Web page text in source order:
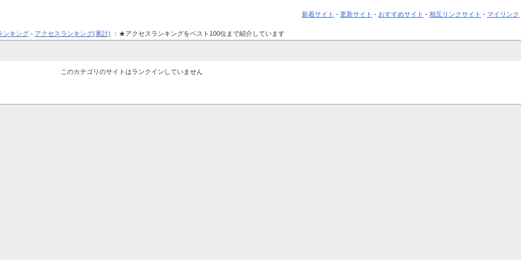
新着サイト - 更新サイト - おすすめサイト - 相互リンクサイト - マイリンク
ンキング - アクセスランキング(累計) ：★アクセスランキングをベスト100位まで紹介しています
このカテゴリのサイトはランクインしていません